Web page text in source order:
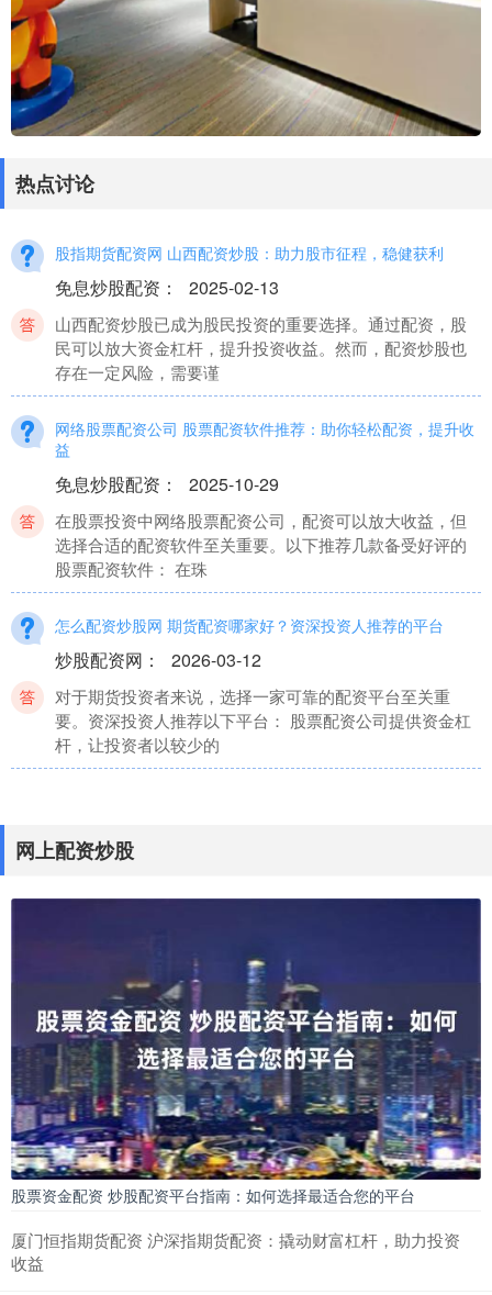
热点讨论
股指期货配资网 山西配资炒股：助力股市征程，稳健获利
免息炒股配资 ： 2025-02-13
山西配资炒股已成为股民投资的重要选择。通过配资，股
民可以放大资金杠杆，提升投资收益。然而，配资炒股也
存在一定风险，需要谨
网络股票配资公司 股票配资软件推荐：助你轻松配资，提升收
益
免息炒股配资 ： 2025-10-29
在股票投资中网络股票配资公司，配资可以放大收益，但
选择合适的配资软件至关重要。以下推荐几款备受好评的
股票配资软件： 在珠
怎么配资炒股网 期货配资哪家好？资深投资人推荐的平台
炒股配资网 ： 2026-03-12
对于期货投资者来说，选择一家可靠的配资平台至关重
要。资深投资人推荐以下平台： 股票配资公司提供资金杠
杆，让投资者以较少的
免息炒股配资
产的情况下，获得资金进行股票交易。与传统融资方式不
重庆股票配资平台 靠谱配资，股票配资门户，助您投资无忧
网上配资炒股： 2026-03-12
在股票投资领域，配资是一种常见的融资方式。它可以放
大投资者的资金重庆股票配资平台，提高收益率。然而，
选择靠谱的配资平台至
网上配资炒股
股票资金配资 炒股配资平台指南：如何选择最适合您的平台
厦门恒指期货配资 沪深指期货配资：撬动财富杠杆，助力投资
收益